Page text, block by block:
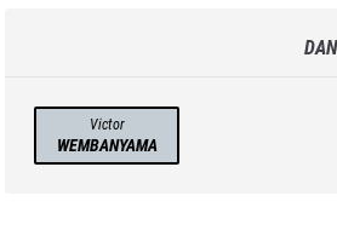
Victor
WEMBANYAMA